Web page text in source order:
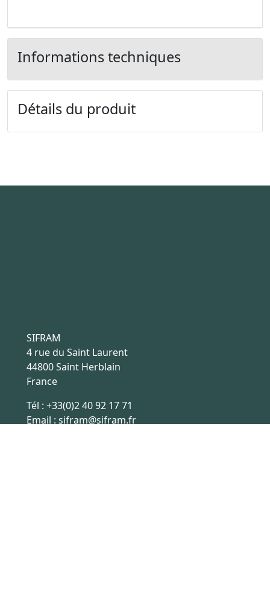
Informations techniques
Détails du produit
SIFRAM
4 rue du Saint Laurent
44800 Saint Herblain
France
Tél : +33(0)2 40 92 17 71
Email : sifram@sifram.fr